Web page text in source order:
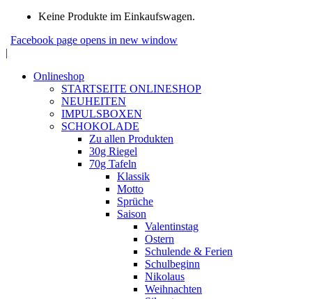
Keine Produkte im Einkaufswagen.
Facebook page opens in new window
|
Onlineshop
STARTSEITE ONLINESHOP
NEUHEITEN
IMPULSBOXEN
SCHOKOLADE
Zu allen Produkten
30g Riegel
70g Tafeln
Klassik
Motto
Sprüche
Saison
Valentinstag
Ostern
Schulende & Ferien
Schulbeginn
Nikolaus
Weihnachten